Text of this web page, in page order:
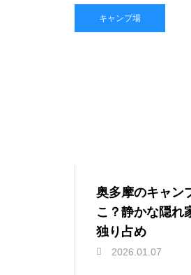
キャンプ場
奥多摩のキャン
こ？静かな隠れ
独り占め
2026.01.07